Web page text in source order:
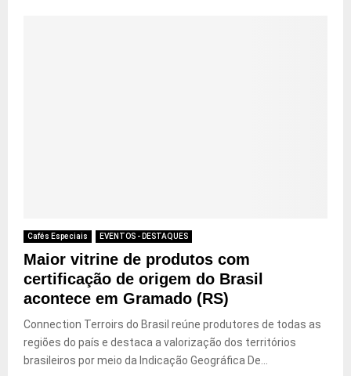
Cafés Especiais EVENTOS - DESTAQUES
Maior vitrine de produtos com
certificação de origem do Brasil
acontece em Gramado (RS)
Connection Terroirs do Brasil reúne produtores de todas as
regiões do país e destaca a valorização dos territórios
brasileiros por meio da Indicação Geográfica De...